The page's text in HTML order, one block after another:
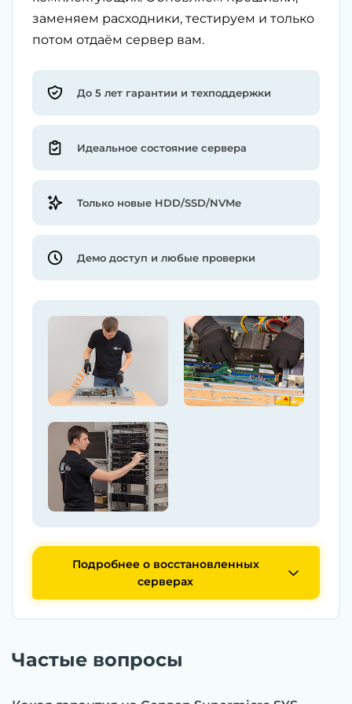
заменяем расходники, тестируем и только
потом отдаём сервер вам.
До 5 лет гарантии и техподдержки
Идеальное состояние сервера
Только новые HDD/SSD/NVMe
Демо доступ и любые проверки
Подробнее о восстановленных
серверах
Частые вопросы